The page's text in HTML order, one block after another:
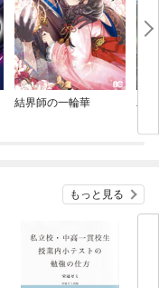
結界師の一輪華
バ
今
もっと見る